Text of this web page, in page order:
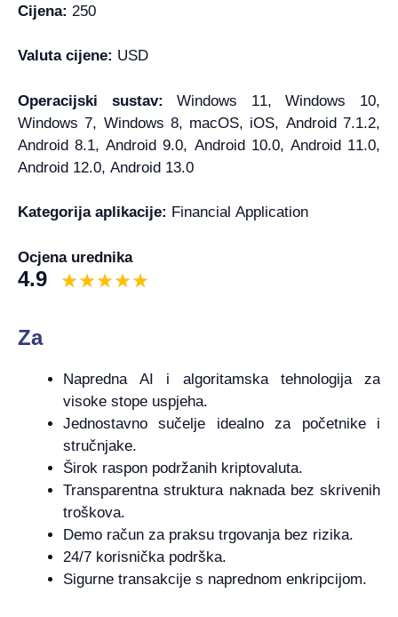
Cijena: 250
Valuta cijene: USD
Operacijski sustav: Windows 11, Windows 10,
Windows 7, Windows 8, macOS, iOS, Android 7.1.2,
Android 8.1, Android 9.0, Android 10.0, Android 11.0,
Android 12.0, Android 13.0
Kategorija aplikacije: Financial Application
Ocjena urednika
4.9
Za
Napredna AI i algoritamska tehnologija za
visoke stope uspjeha.
Jednostavno sučelje idealno za početnike i
stručnjake.
Širok raspon podržanih kriptovaluta.
Transparentna struktura naknada bez skrivenih
troškova.
Demo račun za praksu trgovanja bez rizika.
24/7 korisnička podrška.
Sigurne transakcije s naprednom enkripcijom.